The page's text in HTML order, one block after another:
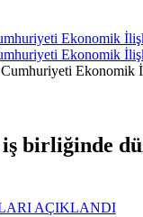
Ekonomik
Ekonomik
birliğinde
AÇIKLANDI